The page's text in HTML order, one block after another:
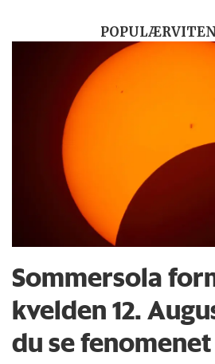
Sommersola
kvelden 12.
du se fenomenet